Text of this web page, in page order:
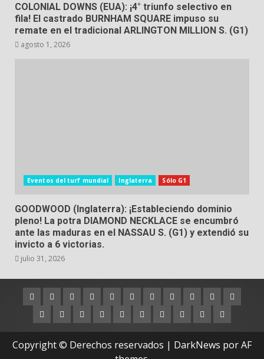
COLONIAL DOWNS (EUA): ¡4° triunfo selectivo en
fila! El castrado BURNHAM SQUARE impuso su
remate en el tradicional ARLINGTON MILLION S. (G1)
agosto 1, 2026
Eventos del turf mundial Inglaterra Sólo G1
GOODWOOD (Inglaterra): ¡Estableciendo dominio
pleno! La potra DIAMOND NECKLACE se encumbró
ante las maduras en el NASSAU S. (G1) y extendió su
invicto a 6 victorias.
julio 31, 2026
Argentina
AustraliaBrasilChileDubaiEstados
Unidos
Hong
Kong
Inglaterra
IrlandaJapónNueva
PanamáPerú
Puerto
Rico
QatarSingapurSuráfricaUruguayVenezuelaHipódromos
(Dubai)
Copyright © Derechos reservados | DarkNews por AF